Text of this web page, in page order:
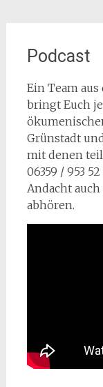
Podcast
Ein Team
bringt Euch
Grünstadt
mit denen
06359 / 953
Andacht
abhören.